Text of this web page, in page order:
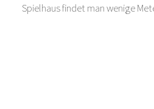
Spielhaus findet man wenige